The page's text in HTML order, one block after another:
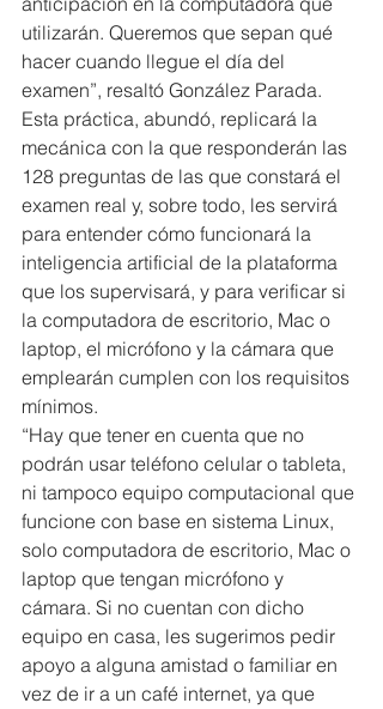
utilizarán. Queremos que sepan qué
hacer cuando llegue el día del
examen”, resaltó González Parada.
Esta práctica, abundó, replicará la
mecánica con la que responderán las
128 preguntas de las que constará el
examen real y, sobre todo, les servirá
para entender cómo funcionará la
inteligencia artificial de la plataforma
que los supervisará, y para verificar si
la computadora de escritorio, Mac o
laptop, el micrófono y la cámara que
emplearán cumplen con los requisitos
mínimos.
“Hay que tener en cuenta que no
podrán usar teléfono celular o tableta,
ni tampoco equipo computacional que
funcione con base en sistema Linux,
solo computadora de escritorio, Mac o
laptop que tengan micrófono y
cámara. Si no cuentan con dicho
equipo en casa, les sugerimos pedir
apoyo a alguna amistad o familiar en
vez de ir a un café internet, ya que